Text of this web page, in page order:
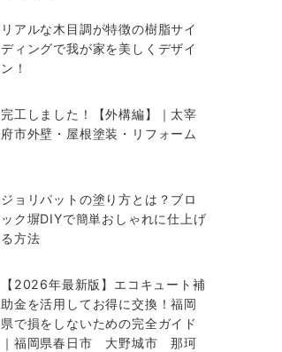
リアルな木目調が特徴の樹脂サイ
ディングで我が家を美しくデザイ
ン！
完工しました！【外構編】｜太宰
府市外壁・屋根塗装・リフォーム
ジョリパットの塗り方とは？ブロ
ック塀DIYで簡単おしゃれに仕上げ
る方法
【2026年最新版】エコキュート補
助金を活用してお得に交換！福岡
県で損をしないための完全ガイド
｜福岡県春日市 大野城市 那珂